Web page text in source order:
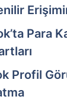
Para
Profil